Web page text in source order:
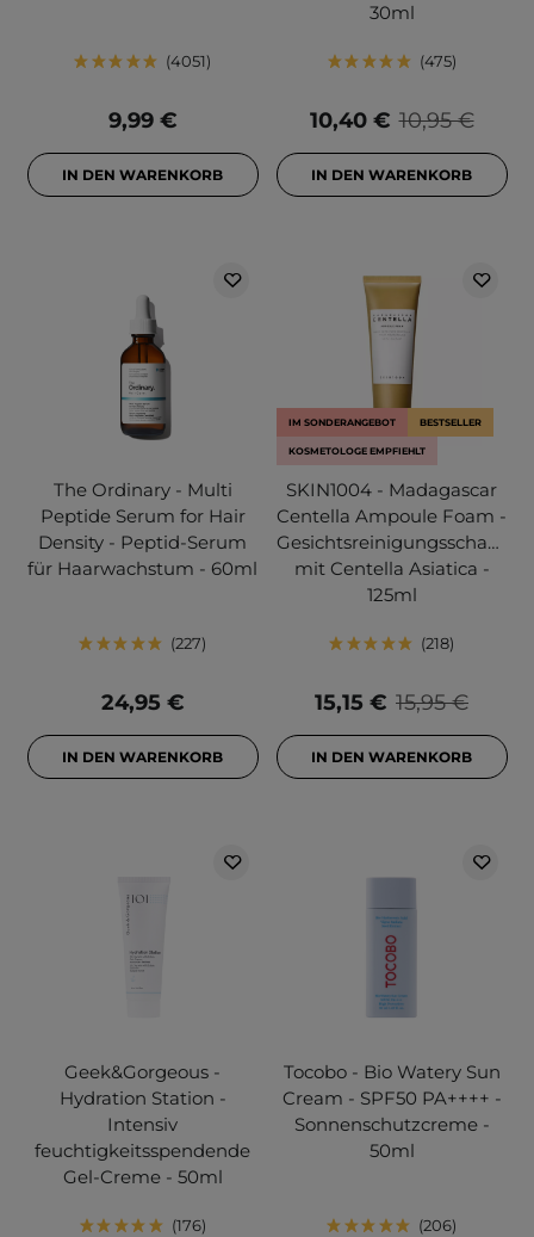
4051
9,99 €
IN DEN WARENKORB
30ml
475
10,95 €
10,40 €
IN DEN WARENKORB
The Ordinary - Multi
Peptide Serum for Hair
Density - Peptid-Serum
für Haarwachstum - 60ml
227
24,95 €
IN DEN WARENKORB
IM SONDERANGEBOT BESTSELLER
KOSMETOLOGE EMPFIEHLT
SKIN1004 - Madagascar
Centella Ampoule Foam -
Gesichtsreinigungsschaum
mit Centella Asiatica -
125ml
218
15,95 €
15,15 €
IN DEN WARENKORB
Geek&Gorgeous -
Hydration Station -
Intensiv
feuchtigkeitsspendende
Gel-Creme - 50ml
176
Tocobo - Bio Watery Sun
Cream - SPF50 PA++++ -
Sonnenschutzcreme -
50ml
206